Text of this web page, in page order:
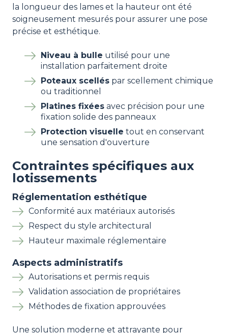
la longueur des lames et la hauteur ont été
soigneusement mesurés pour assurer une pose
précise et esthétique.
Niveau à bulle utilisé pour une
installation parfaitement droite
Poteaux scellés par scellement chimique
ou traditionnel
Platines fixées avec précision pour une
fixation solide des panneaux
Protection visuelle tout en conservant
une sensation d'ouverture
Contraintes spécifiques aux
lotissements
Réglementation esthétique
Conformité aux matériaux autorisés
Respect du style architectural
Hauteur maximale réglementaire
Aspects administratifs
Autorisations et permis requis
Validation association de propriétaires
Méthodes de fixation approuvées
Une solution moderne et attrayante pour